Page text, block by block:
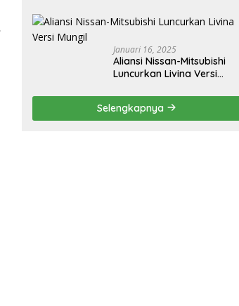
Januari 16, 2025
Aliansi Nissan-Mitsubishi
Luncurkan Livina Versi
Selengkapnya